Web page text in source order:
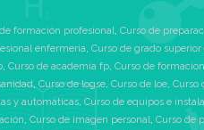
formación profesional, Curso de
enfermeria, Curso de grado
, Curso de academia fp, Curso de
, Curso de logse, Curso de loe, Curso
y automáticas, Curso de equipos e
, Curso de imagen personal, Curso de